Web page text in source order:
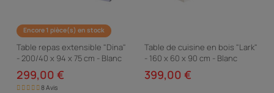
Encore 1 pièce(s) en stock
Table repas extensible "Dina"
- 200/40 x 94 x 75 cm - Blanc
laqué
299,00 €
8 Avis
Table de cuisine en bois "Lark"
- 160 x 60 x 90 cm - Blanc
399,00 €